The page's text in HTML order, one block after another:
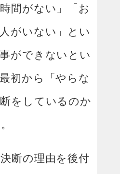
間がない」「お
がいない」とい
ができないとい
初から「やらな
をしているのか
断の理由を後付